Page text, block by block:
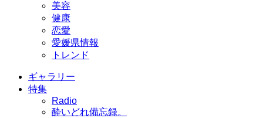
美容
健康
恋愛
愛媛県情報
トレンド
ギャラリー
特集
Radio
酔いどれ備忘録。